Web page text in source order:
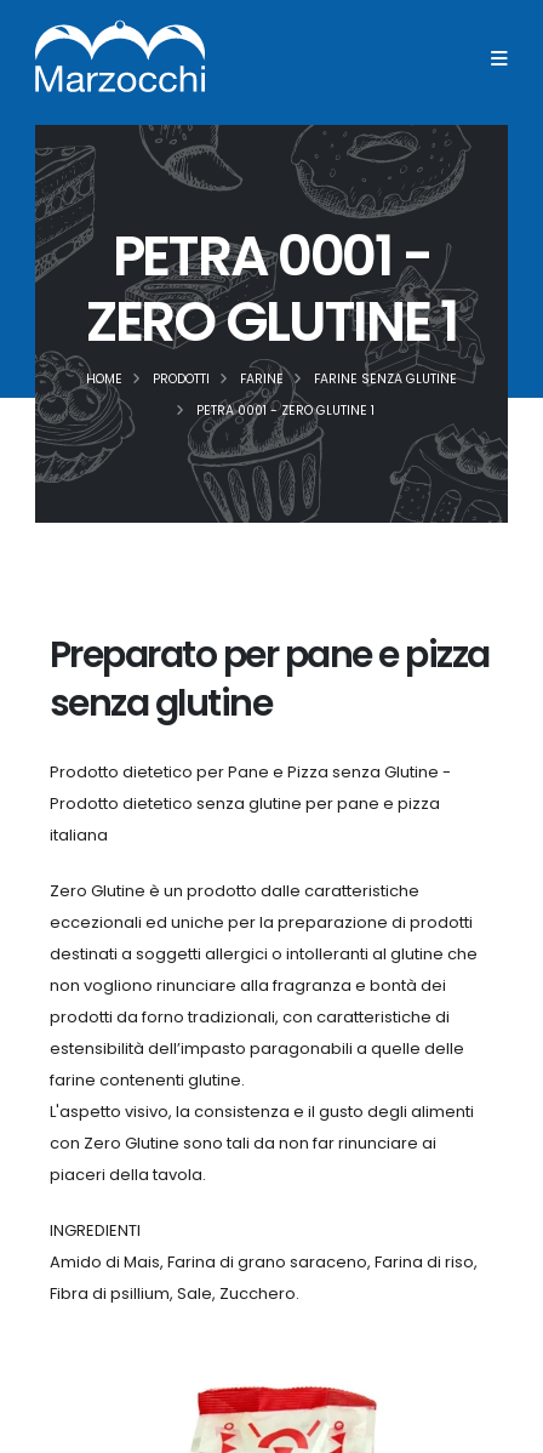
PETRA 0001 -
ZERO GLUTINE 1
HOME PRODOTTI FARINE
FARINE SENZA GLUTINE
PETRA 0001 - ZERO GLUTINE 1
Preparato per pane e pizza
senza glutine
Prodotto dietetico per Pane e Pizza senza Glutine -
Prodotto dietetico senza glutine per pane e pizza
italiana
Zero Glutine è un prodotto dalle caratteristiche
eccezionali ed uniche per la preparazione di prodotti
destinati a soggetti allergici o intolleranti al glutine che
non vogliono rinunciare alla fragranza e bontà dei
prodotti da forno tradizionali, con caratteristiche di
estensibilità dell’impasto paragonabili a quelle delle
farine contenenti glutine.
L'aspetto visivo, la consistenza e il gusto degli alimenti
con Zero Glutine sono tali da non far rinunciare ai
piaceri della tavola.
INGREDIENTI
Amido di Mais, Farina di grano saraceno, Farina di riso,
Fibra di psillium, Sale, Zucchero.